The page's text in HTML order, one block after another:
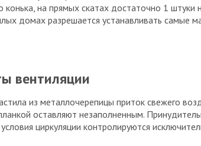
конька, на прямых скатах достаточно 1
домах разрешается устанавливать самые
вентиляции
из металлочерепицы приток свежего
оставляют незаполненным.
циркуляции контролируются